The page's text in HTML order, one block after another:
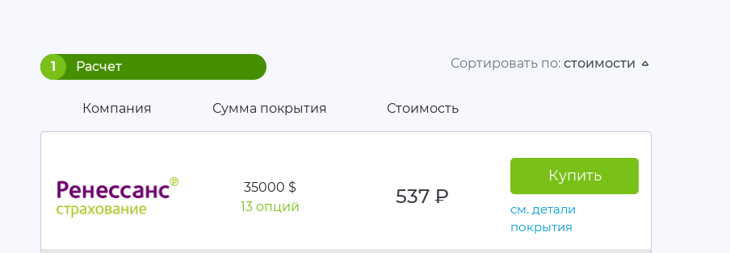
1 Расчет Сортировать по: стоимости
Компания Сумма покрытия Стоимость
35000 $
13 опций
537 руб.
Купить
см. детали
покрытия